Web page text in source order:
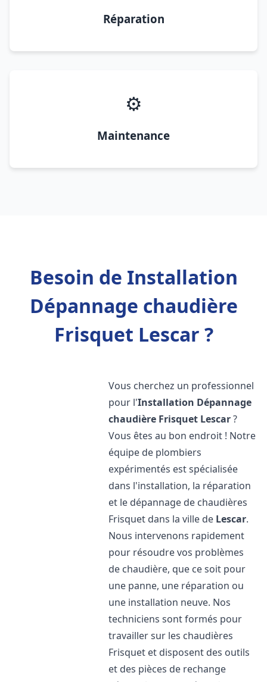
Réparation
⚙️
Maintenance
Besoin de Installation
Dépannage chaudière
Frisquet Lescar ?
Vous cherchez un professionnel
pour l'Installation Dépannage
chaudière Frisquet Lescar?
Vous êtes au bon endroit ! Notre
équipe de plombiers
expérimentés est spécialisée
dans l'installation, la réparation
et le dépannage de chaudières
Frisquet dans la ville de Lescar.
Nous intervenons rapidement
pour résoudre vos problèmes
de chaudière, que ce soit pour
une panne, une réparation ou
une installation neuve. Nos
techniciens sont formés pour
travailler sur les chaudières
Frisquet et disposent des outils
et des pièces de rechange